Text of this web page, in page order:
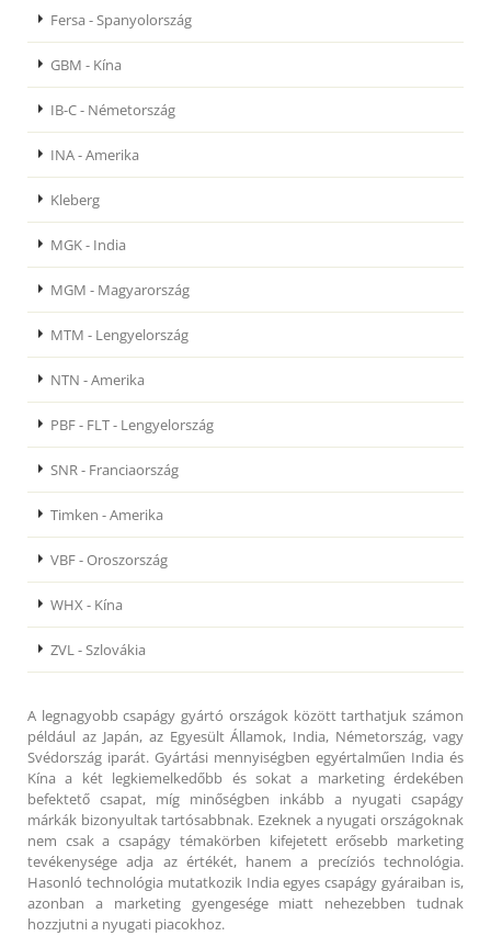
Fersa - Spanyolország
GBM - Kína
IB-C - Németország
INA - Amerika
Kleberg
MGK - India
MGM - Magyarország
MTM - Lengyelország
NTN - Amerika
PBF - FLT - Lengyelország
SNR - Franciaország
Timken - Amerika
VBF - Oroszország
WHX - Kína
ZVL - Szlovákia
A legnagyobb csapágy gyártó országok között tarthatjuk számon
például az Japán, az Egyesült Államok, India, Németország, vagy
Svédország iparát. Gyártási mennyiségben egyértalműen India és
Kína a két legkiemelkedőbb és sokat a marketing érdekében
befektető csapat, míg minőségben inkább a nyugati csapágy
márkák bizonyultak tartósabbnak. Ezeknek a nyugati országoknak
nem csak a csapágy témakörben kifejetett erősebb marketing
tevékenysége adja az értékét, hanem a precíziós technológia.
Hasonló technológia mutatkozik India egyes csapágy gyáraiban is,
azonban a marketing gyengesége miatt nehezebben tudnak
hozzjutni a nyugati piacokhoz.